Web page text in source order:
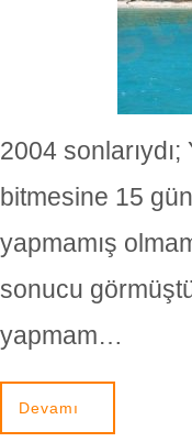
2004
bitmesine 15
yapmamış
sonucu
yapmam…
Devamı